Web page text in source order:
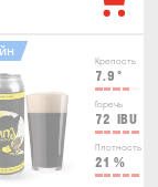
Крепость
7.9 °
Горечь
72 IBU
Плотность
21 %